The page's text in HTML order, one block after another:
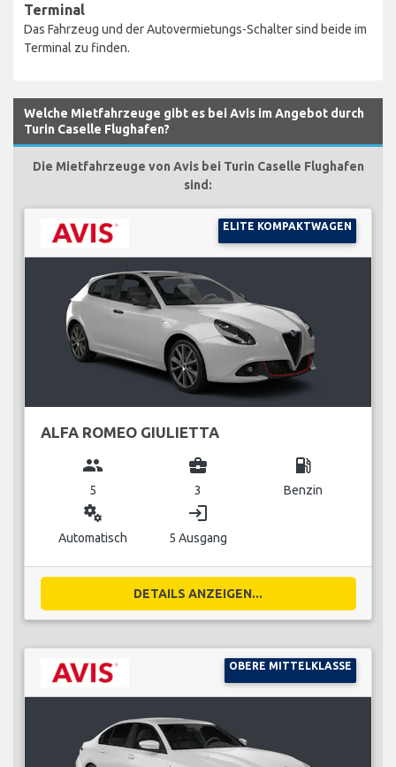
Terminal
Das Fahrzeug und der Autovermietungs-Schalter sind beide im
Terminal zu finden.
Welche Mietfahrzeuge gibt es bei Avis im Angebot durch
Turin Caselle Flughafen?
Die Mietfahrzeuge von Avis bei Turin Caselle Flughafen
sind:
ELITE KOMPAKTWAGEN
ALFA ROMEO GIULIETTA
group
5
business_center
3
local_gas_station
Benzin
miscellaneous_services
Automatisch
login
5 Ausgang
DETAILS ANZEIGEN...
OBERE MITTELKLASSE